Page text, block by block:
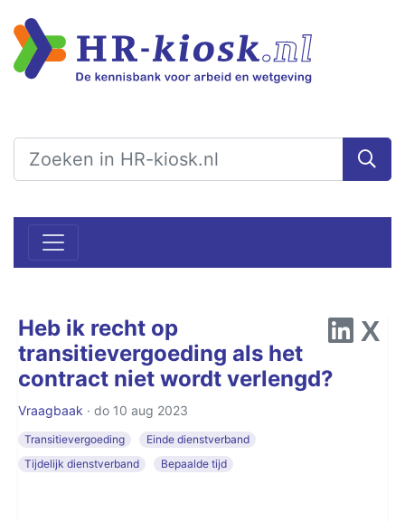
Heb ik recht op
transitievergoeding als het
contract niet wordt verlengd?
Vraagbaak · do 10 aug 2023
Transitievergoeding
Einde dienstverband
Tijdelijk dienstverband
Bepaalde tijd